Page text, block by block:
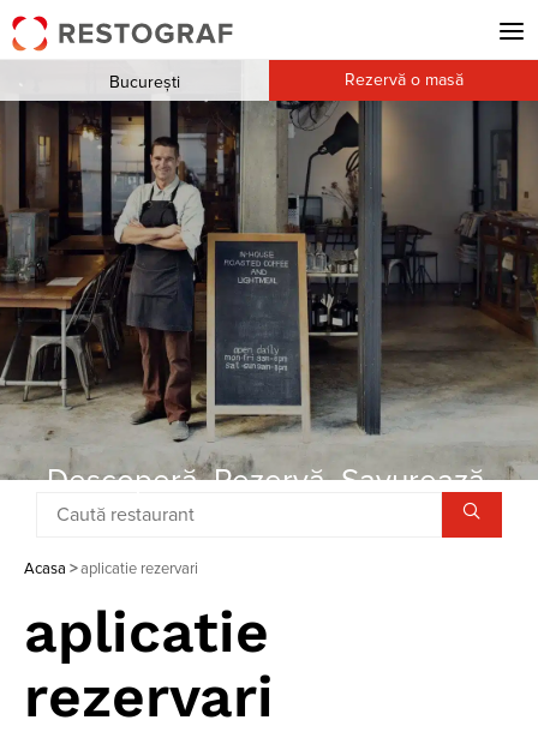
Descoperă. Rezervă. Savurează.
București Rezervă o masă
Acasa >aplicatie rezervari
aplicatie
rezervari